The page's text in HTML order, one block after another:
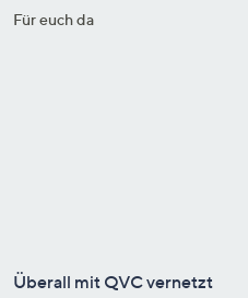
Für euch da
Überall mit QVC vernetzt